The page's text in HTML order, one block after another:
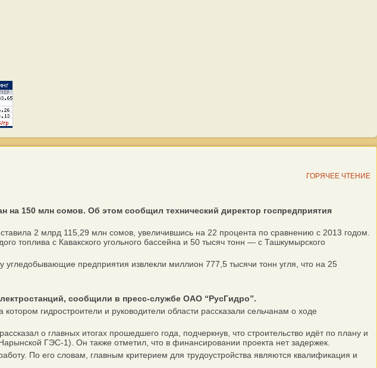
ГОРЯЧЕЕ ЧТЕНИЕ
на 150 млн сомов. Об этом сообщил технический директор госпредприятия
2 млрд 115,29 млн сомов, увеличившись на 22 процента по сравнению с 2013 годом.
топлива с Кавакского угольного бассейна и 50 тысяч тонн — с Ташкумырского
предприятия извлекли миллион 777,5 тысячи тонн угля, что на 25
сообщили в пресс-службе ОАО “РусГидро”.
гидростроители и руководители области рассказали сельчанам о ходе
о главных итогах прошедшего года, подчеркнув, что строительство идёт по плану и
ГЭС-1). Он также отметил, что в финансировании проекта нет задержек.
По его словам, главным критерием для трудоустройства являются квалификация и